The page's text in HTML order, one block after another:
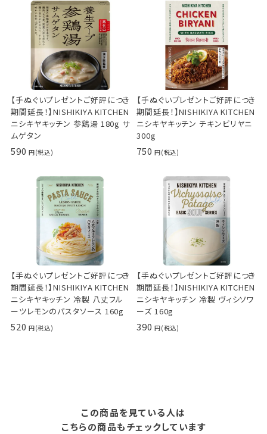
【手ぬぐいプレゼントご好評につき
期間延長！】NISHIKIYA KITCHEN
ニシキヤキッチン 参鶏湯 180g サ
ムゲタン
590
【手ぬぐいプレゼントご好評につき
期間延長！】NISHIKIYA KITCHEN
ニシキヤキッチン チキンビリヤニ
300g
750
【手ぬぐいプレゼントご好評につき
期間延長！】NISHIKIYA KITCHEN
ニシキヤキッチン 冷製 八丈フル
ーツレモンのパスタソース 160g
520
【手ぬぐいプレゼントご好評につき
期間延長！】NISHIKIYA KITCHEN
ニシキヤキッチン 冷製 ヴィシソワ
ーズ 160g
390
この商品を見ている人は
こちらの商品もチェックしています